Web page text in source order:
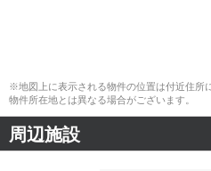
※地図上に表示される物件の位置は付近住所
物件所在地とは異なる場合がございます。
周辺施設